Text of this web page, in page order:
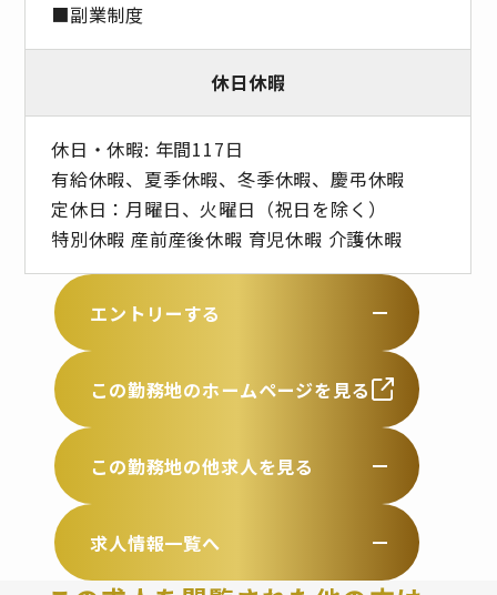
■副業制度
休日休暇
休日・休暇: 年間117日
有給休暇、夏季休暇、冬季休暇、慶弔休暇
定休日：月曜日、火曜日（祝日を除く）
特別休暇 産前産後休暇 育児休暇 介護休暇
エントリーする
この勤務地のホームページを見る
この勤務地の他求人を見る
求人情報一覧へ